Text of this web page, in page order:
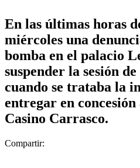
En las últimas horas
miércoles una
bomba en el palacio
suspender la sesión
cuando se trataba la
entregar en
Casino Carrasco.
Compartir: